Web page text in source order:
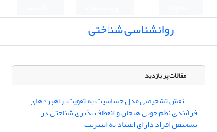
روانشناسی شناختی
مقالات پر بازدید
نقش تشخیصی مدل حساسیت به تقویت، راهبردهای
فرآیندی نظم جویی هیجان و انعطاف پذیری شناختی در
تشخیص افراد دارای اعتیاد به اینترنت